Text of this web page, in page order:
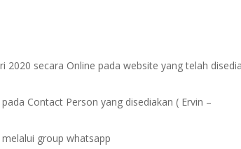
secara Online pada website yang telah
Contact Person yang disediakan ( Ervin –
group whatsapp